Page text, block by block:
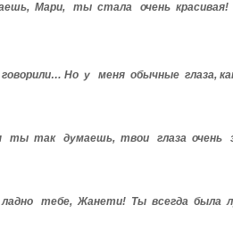
Мари, ты стала очень красивая!
Но у меня обычные глаза,
так думаешь, твои глаза очень
тебе, Жанети! Ты всегда была